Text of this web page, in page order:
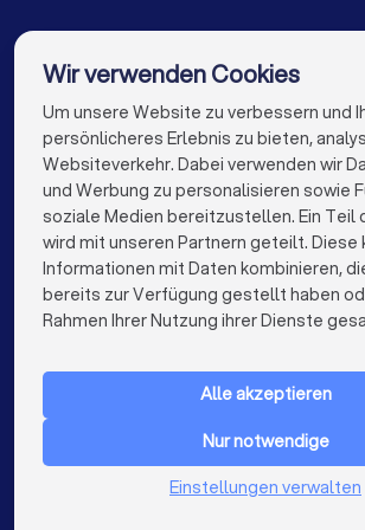
DJs in Essen
DJs in Bremen
DJs in Dresden
DJs in Hannover
DJs in Duisburg
DJs in
DJs in Wuppertal
DJs in Bielefeld
DJs in Münster
DJs in der
Die besten DJs für Sie
info@trustlocal.de
FÜR PRIVATPERSONEN
Niederlande
Wir verwenden Cookies
Um unsere Website zu verbessern und
persönlicheres Erlebnis zu bieten,
Websiteverkehr. Dabei verwenden wir
und Werbung zu personalisieren sowie
soziale Medien bereitzustellen. Ein Teil
wird mit unseren Partnern geteilt. Diese
Informationen mit Daten kombinieren,
bereits zur Verfügung gestellt haben
Rahmen Ihrer Nutzung ihrer Dienste
Alle akzeptieren
Nur notwendige
Einstellungen verwalten